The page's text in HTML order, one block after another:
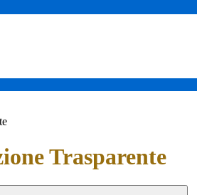
Trasparente